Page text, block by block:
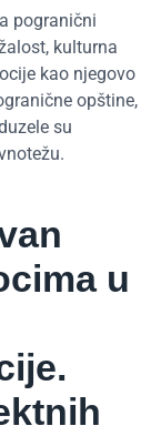
pogranični
kulturna
kao njegovo
opštine,
su
u